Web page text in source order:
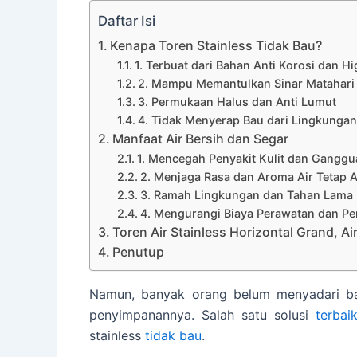
Daftar Isi
Kenapa Toren Stainless Tidak Bau?
1. Terbuat dari Bahan Anti Korosi dan
2. Mampu Memantulkan Sinar Matahari
3. Permukaan Halus dan Anti Lumut
4. Tidak Menyerap Bau dari
Manfaat Air Bersih dan Segar
1. Mencegah Penyakit Kulit dan
2. Menjaga Rasa dan Aroma Air Tetap
3. Ramah Lingkungan dan Tahan Lama
4. Mengurangi Biaya Perawatan dan
Toren Air Stainless Horizontal Grand,
Penutup
Namun, banyak orang belum menyadari
penyimpanannya. Salah satu solusi
stainless tidak bau.